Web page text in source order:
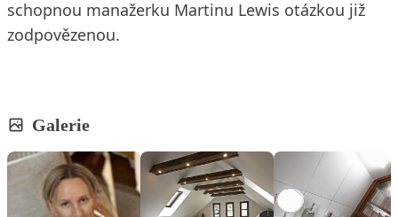
schopnou manažerku Martinu Lewis otázkou již
zodpovězenou.
Galerie